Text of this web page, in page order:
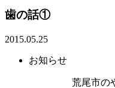
歯の話①
2015.05.25
お知らせ
荒尾市の